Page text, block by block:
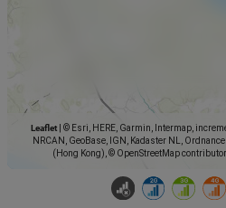
Leaflet
© Esri, HERE, Garmin, Intermap,
NRCAN, GeoBase, IGN, Kadaster NL,
(Hong Kong), © OpenStreetMap